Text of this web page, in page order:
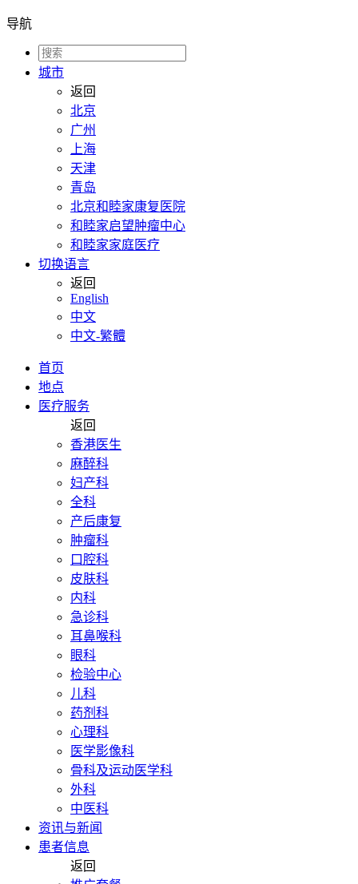
导航
城市
返回
北京
广州
上海
天津
青岛
北京和睦家康复医院
和睦家启望肿瘤中心
和睦家家庭医疗
切换语言
返回
English
中文
中文-繁體
首页
地点
医疗服务
返回
香港医生
麻醉科
妇产科
全科
产后康复
肿瘤科
口腔科
皮肤科
内科
急诊科
耳鼻喉科
眼科
检验中心
儿科
药剂科
心理科
医学影像科
骨科及运动医学科
外科
中医科
资讯与新闻
患者信息
返回